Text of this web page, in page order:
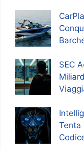
SEC
Tenta